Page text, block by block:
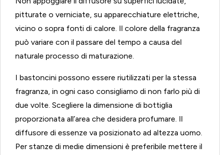
pitturate o verniciate, su apparecchiature elettriche,
vicino o sopra fonti di calore. Il colore della fragranza
può variare con il passare del tempo a causa del
naturale processo di maturazione.
I bastoncini possono essere riutilizzati per la stessa
fragranza, in ogni caso consigliamo di non farlo più di
due volte. Scegliere la dimensione di bottiglia
proporzionata all’area che desidera profumare. Il
diffusore di essenze va posizionato ad altezza uomo.
Per stanze di medie dimensioni è preferibile mettere il